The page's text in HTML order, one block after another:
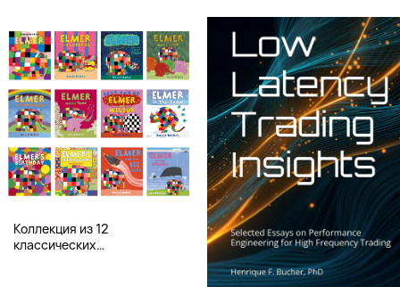
Коллекция из 12
классических